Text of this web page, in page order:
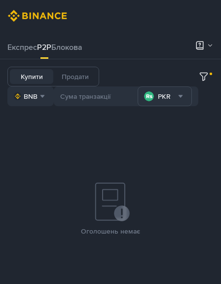
ЕкспресP2PБлокова
Купити Продати
BNB PKR
Оголошень немає